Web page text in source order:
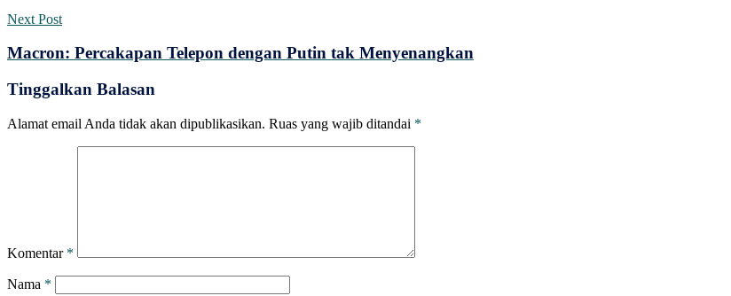
Next Post
Macron: Percakapan Telepon dengan Putin tak Menyenangkan
Tinggalkan Balasan
Alamat email Anda tidak akan dipublikasikan. Ruas yang wajib ditandai *
Komentar *
Nama *